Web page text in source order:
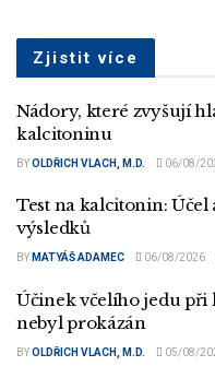
Zjistit více
Nádory, které zvyšují
kalcitoninu
BYOLDŘICH VLACH, M.D. 06/08/
Test na kalcitonin: Účel
výsledků
BY MATYÁŠ ADAMEC 06/08/2026
Účinek včelího jedu při
nebyl prokázán
BYOLDŘICH VLACH, M.D. 05/08/